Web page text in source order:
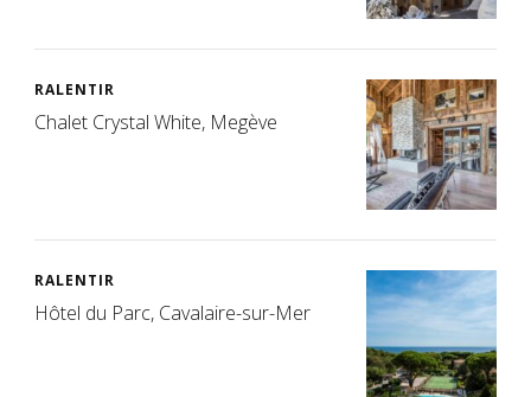
RALENTIR
Chalet Crystal White, Megève
RALENTIR
Hôtel du Parc, Cavalaire-sur-Mer